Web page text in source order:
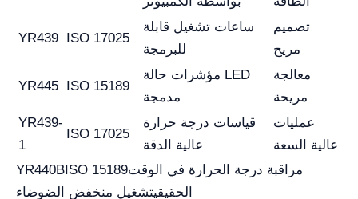
YR439 ISO 17025
ساعات تشغيل قابلة
للبرمجة
تصميم
مريح
YR445 ISO 15189
مؤشرات حالة LED
مدمجة
معالجة
مريحة
YR439-
1
ISO 17025
قياسات درجة حرارة
عالية الدقة
عمليات
عالية السعة
YR440BISO 15189مراقبة درجة الحرارة في الوقت
الحقيقيتشغيل منخفض الضوضاء